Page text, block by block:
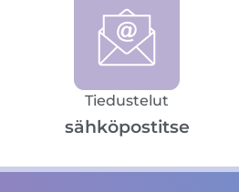
Tiedustelut
sähköpostitse